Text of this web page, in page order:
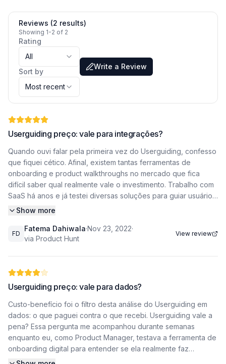
Reviews (2 results)
Showing 1-2 of 2
Rating
All
Sort by
Most recent
Write a Review
Userguiding preço: vale para integrações?
Quando ouvi falar pela primeira vez do Userguiding, confesso
que fiquei cético. Afinal, existem tantas ferramentas de
onboarding e product walkthroughs no mercado que fica
difícil saber qual realmente vale o investimento. Trabalho com
SaaS há anos e já testei diversas soluções para guiar usuários
dentro de plataformas. O Userguiding me foi recomendado
de algumas semanas usando, tenho uma opinião formada e
quero compartilhar tudo com você, sem rodeios e sem aquela
Minha experiência prática com o Userguiding
primeiro tour guiado em menos de 30 minutos, o que é
impressionante para alguém que não costuma lidar bem com
editores visuais complexos. O editor de etapas funciona de
forma semelhante ao que vemos em concorrentes como o
Intercom ou o Appcues, mas com uma diferença crucial: a
curva de aprendizado aqui é realmente baixa. Consegui
Show more
FD
Fatema Dahiwala·Nov 23, 2022·
via Product Hunt
View review
Userguiding preço: vale para dados?
Custo-benefício foi o filtro desta análise do Userguiding em
dados: o que paguei contra o que recebi. Userguiding vale a
pena? Essa pergunta me acompanhou durante semanas
enquanto eu, como Product Manager, testava a ferramenta de
onboarding digital para entender se ela realmente faz
diferença no dia a dia de quem precisa engajar usuários sem